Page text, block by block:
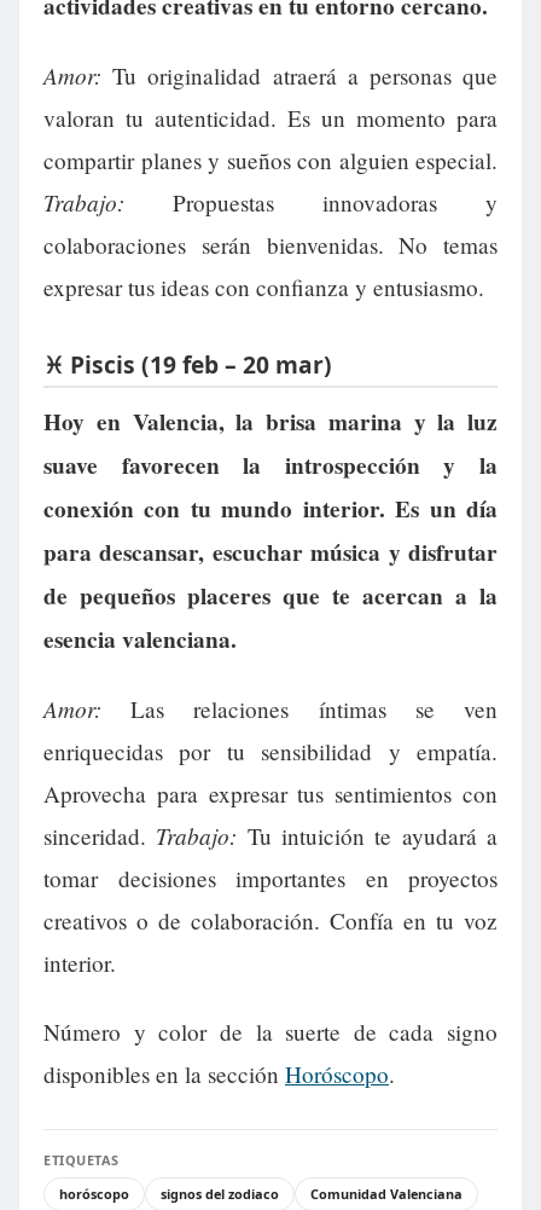
Amor: Tu originalidad atraerá a personas que
valoran tu autenticidad. Es un momento para
compartir planes y sueños con alguien especial.
Trabajo: Propuestas innovadoras y
colaboraciones serán bienvenidas. No temas
expresar tus ideas con confianza y entusiasmo.
♓ Piscis (19 feb – 20 mar)
Hoy en Valencia, la brisa marina y la luz
suave favorecen la introspección y la
conexión con tu mundo interior. Es un día
para descansar, escuchar música y disfrutar
de pequeños placeres que te acercan a la
esencia valenciana.
Amor: Las relaciones íntimas se ven
enriquecidas por tu sensibilidad y empatía.
Aprovecha para expresar tus sentimientos con
sinceridad. Trabajo: Tu intuición te ayudará a
tomar decisiones importantes en proyectos
creativos o de colaboración. Confía en tu voz
interior.
Número y color de la suerte de cada signo
disponibles en la sección Horóscopo.
ETIQUETAS
horóscopo
signos del zodiaco
Comunidad Valenciana